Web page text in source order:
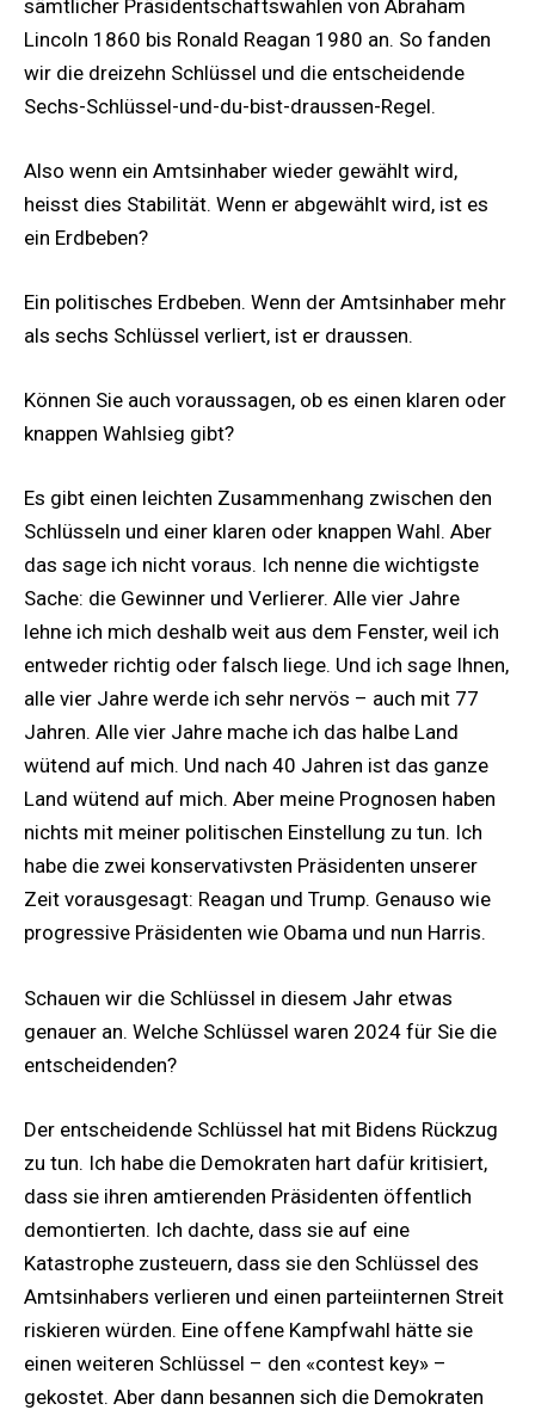
sämtlicher Präsidentschaftswahlen von Abraham
Lincoln 1860 bis Ronald Reagan 1980 an. So fanden
wir die dreizehn Schlüssel und die entscheidende
Sechs-Schlüssel-und-du-bist-draussen-Regel.
Also wenn ein Amtsinhaber wieder gewählt wird,
heisst dies Stabilität. Wenn er abgewählt wird, ist es
ein Erdbeben?
Ein politisches Erdbeben. Wenn der Amtsinhaber mehr
als sechs Schlüssel verliert, ist er draussen.
Können Sie auch voraussagen, ob es einen klaren oder
knappen Wahlsieg gibt?
Es gibt einen leichten Zusammenhang zwischen den
Schlüsseln und einer klaren oder knappen Wahl. Aber
das sage ich nicht voraus. Ich nenne die wichtigste
Sache: die Gewinner und Verlierer. Alle vier Jahre
lehne ich mich deshalb weit aus dem Fenster, weil ich
entweder richtig oder falsch liege. Und ich sage Ihnen,
alle vier Jahre werde ich sehr nervös – auch mit 77
Jahren. Alle vier Jahre mache ich das halbe Land
wütend auf mich. Und nach 40 Jahren ist das ganze
Land wütend auf mich. Aber meine Prognosen haben
nichts mit meiner politischen Einstellung zu tun. Ich
habe die zwei konservativsten Präsidenten unserer
Zeit vorausgesagt: Reagan und Trump. Genauso wie
progressive Präsidenten wie Obama und nun Harris.
Schauen wir die Schlüssel in diesem Jahr etwas
genauer an. Welche Schlüssel waren 2024 für Sie die
entscheidenden?
Der entscheidende Schlüssel hat mit Bidens Rückzug
zu tun. Ich habe die Demokraten hart dafür kritisiert,
dass sie ihren amtierenden Präsidenten öffentlich
demontierten. Ich dachte, dass sie auf eine
Katastrophe zusteuern, dass sie den Schlüssel des
Amtsinhabers verlieren und einen parteiinternen Streit
riskieren würden. Eine offene Kampfwahl hätte sie
einen weiteren Schlüssel – den «contest key» –
gekostet. Aber dann besannen sich die Demokraten